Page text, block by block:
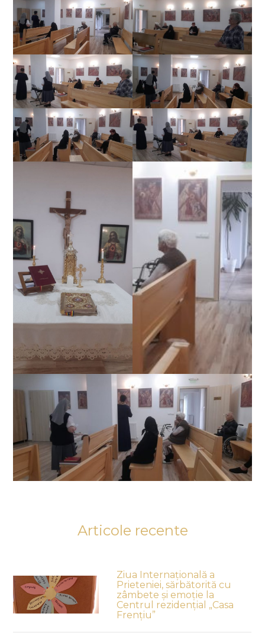
Articole recente
Ziua Internațională a
Prieteniei, sărbătorită cu
zâmbete și emoție la
Centrul rezidențial „Casa
Frențiu”